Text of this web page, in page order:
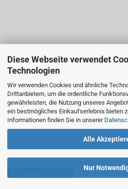
Diese Webseite verwendet
Technologien
Wir verwenden Cookies und ähnliche
Drittanbietern, um die ordentliche
gewährleisten, die Nutzung unseres
ein bestmögliches Einkaufserlebnis bieten
Informationen finden Sie in unserer
Alle
Nur